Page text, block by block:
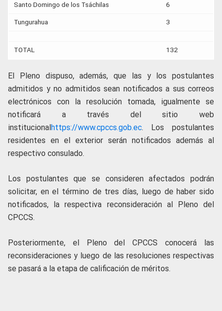
Santo Domingo de los Tsáchilas 6
Tungurahua 3
TOTAL 132
El Pleno dispuso, además, que las y los postulantes
admitidos y no admitidos sean notificados a sus correos
electrónicos con la resolución tomada, igualmente se
notificará a través del sitio web
institucionalhttps://www.cpccs.gob.ec. Los postulantes
residentes en el exterior serán notificados además al
respectivo consulado.
Los postulantes que se consideren afectados podrán
solicitar, en el término de tres días, luego de haber sido
notificados, la respectiva reconsideración al Pleno del
CPCCS.
Posteriormente, el Pleno del CPCCS conocerá las
reconsideraciones y luego de las resoluciones respectivas
se pasará a la etapa de calificación de méritos.